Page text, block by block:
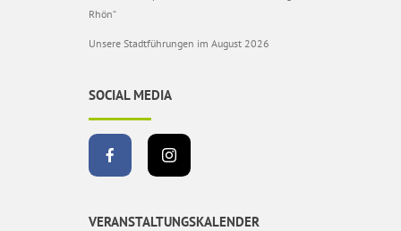
Rhön“
Unsere Stadtführungen im August 2026
SOCIAL MEDIA
VERANSTALTUNGSKALENDER